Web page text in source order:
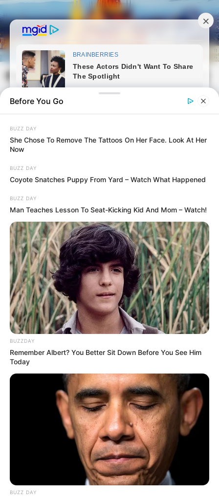
Skip
to
content
Magyarvilag.com
Search
Posted
in
Friss hírek
Nem finomkodott:
Megfegyelmezte Gáspár Evelint
a magyar milliárdos, Felföldi
József
bySzerző
Before You Go
BUZZ DAY
She Chose To Remove The Tattoos On Her Face. Look At Her
Now
BUZZ DAY
Coyote Snatches Puppy From Yard – Watch What Happened
BUZZ DAY
Man Teaches Lesson To Seat-Kicking Kid And Mom – Watch!
BUZZDAY
Remember Albert? You Better Sit Down Before You See Him
Today
BUZZ DAY